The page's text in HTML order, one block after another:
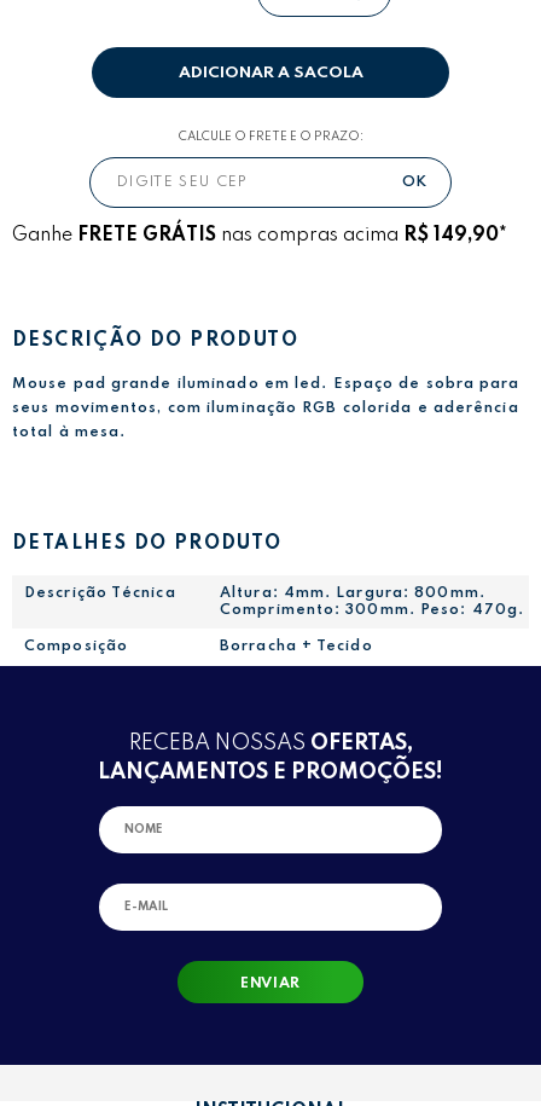
ADICIONAR A SACOLA
CALCULE O FRETE E O PRAZO:
Ganhe FRETE GRÁTIS nas compras acima R$ 149,90*
DESCRIÇÃO DO PRODUTO
Mouse pad grande iluminado em led. Espaço de sobra para
seus movimentos, com iluminação RGB colorida e aderência
total à mesa.
DETALHES DO PRODUTO
Descrição Técnica
Altura: 4mm. Largura: 800mm.
Comprimento: 300mm. Peso: 470g.
Composição Borracha + Tecido
RECEBA NOSSAS OFERTAS,
LANÇAMENTOS E PROMOÇÕES!
ENVIAR